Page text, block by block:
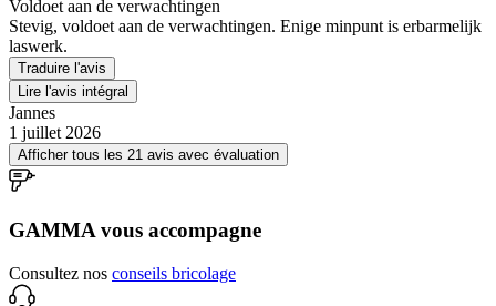
Voldoet aan de verwachtingen
Stevig, voldoet aan de verwachtingen. Enige minpunt is erbarmelijk
laswerk.
Traduire l'avis
Lire l'avis intégral
Jannes
1 juillet 2026
Afficher tous les 21 avis avec évaluation
GAMMA vous accompagne
Consultez nos conseils bricolage